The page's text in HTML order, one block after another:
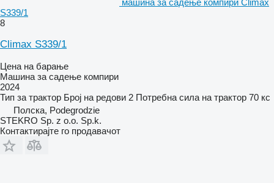
машина за садење компири Climax
S339/1
8
Climax S339/1
Цена на барање
Машина за садење компири
2024
Тип за трактор Број на редови 2 Потребна сила на трактор 70 кс
Полска, Podegrodzie
STEKRO Sp. z o.o. Sp.k.
Контактирајте го продавачот